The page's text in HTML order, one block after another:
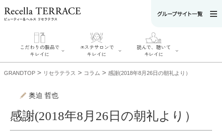
こだわりの製品で
キレイに
こだわりの製品
エステサロンで
キレイに
エステサロンで
キレイに
読んで、聴いて
キレイに
読んで、聴いてキ
GRANDTOP > リセラテラス > コラム > 感謝(2018年8月26日の朝礼より）
奥迫 哲也
感謝(2018年8月26日の朝礼より）